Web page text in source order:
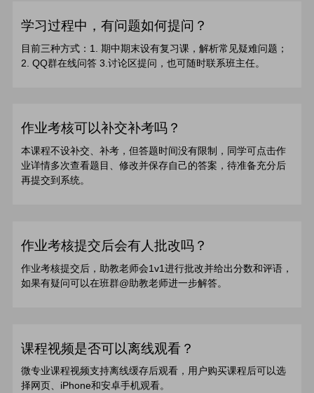
学习过程中，有问题如何提问？
目前三种方式：1. 期中期末设有复习课，解析常见疑难问题；
2. QQ群在线问答 3.讨论区提问，也可随时联系班主任。
作业考核可以补交补考吗？
本课程不设补交、补考，但答题时间没有限制，同学可点击作
业详情多次查看题目、修改并保存自己的答案，待准备充分后
再提交到系统。
作业考核提交后会有人批改吗？
作业考核提交后，助教老师会1v1进行批改并给出分数和评语，
如果有疑问可以在班群@助教老师进一步解答。
课程视频是否可以离线观看？
微专业课程视频支持离线缓存后观看，用户购买课程后可以选
择网页、iPhone和安卓手机观看。